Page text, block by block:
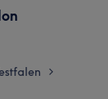
>